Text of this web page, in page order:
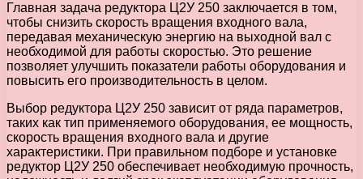
Главная задача редуктора Ц2У 250 заключается в том,
чтобы снизить скорость вращения входного вала,
передавая механическую энергию на выходной вал с
необходимой для работы скоростью. Это решение
позволяет улучшить показатели работы оборудования и
повысить его производительность в целом.
Выбор редуктора Ц2У 250 зависит от ряда параметров,
таких как тип применяемого оборудования, ее мощность,
скорость вращения входного вала и другие
характеристики. При правильном подборе и установке
редуктор Ц2У 250 обеспечивает необходимую прочность,